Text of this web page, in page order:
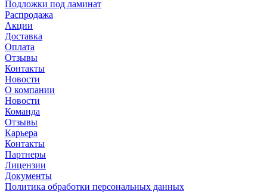
Подложки под ламинат
Распродажа
Акции
Доставка
Оплата
Отзывы
Контакты
Новости
О компании
Новости
Команда
Отзывы
Карьера
Контакты
Партнеры
Лицензии
Документы
Политика обработки персональных данных